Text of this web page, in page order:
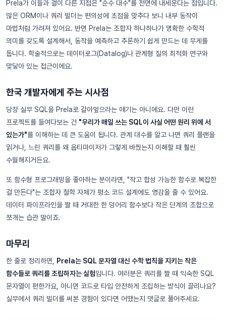
Prela가 이들과 결이 다른 지점은 "순수 대수"를 전면에 내세운다는 점입니다.
많은 ORM이나 쿼리 빌더는 편의성에 초점을 맞추다 보니 내부 동작이
마법처럼 가려져 있어요. 반면 Prela는 조합자 하나하나가 명확한 수학적
의미를 갖도록 설계해서, 동작을 예측하고 추론하기 쉽게 만드는 데 무게를
둡니다. 학술적으로는 데이터로그(Datalog)나 관계형 질의 최적화 연구와
맞닿아 있는 접근이에요.
한국 개발자에게 주는 시사점
당장 실무 SQL을 Prela로 갈아엎으라는 얘기는 아니에요. 다만 이런
프로젝트를 들여다보는 건 "우리가 매일 쓰는 SQL이 사실 어떤 원리 위에 서
있는가"를 이해하는 데 큰 도움이 됩니다. 관계 대수를 알고 나면 쿼리 플랜을
읽거나, 느린 쿼리를 왜 옵티마이저가 그렇게 바꿨는지 이해할 때 훨씬
수월해지거든요.
또 함수형 프로그래밍을 좋아하는 분이라면, "작고 합성 가능한 함수로 복잡한
걸 만든다"는 조합자 철학 자체가 평소 코드 설계에도 영감을 줄 수 있어요.
데이터 파이프라인을 짤 때 거대한 한 덩어리 함수보다 작은 단계의 조합으로
쪼개는 습관 말이죠.
마무리
한 줄로 정리하면, Prela는 SQL 문자열 대신 수학 법칙을 지키는 작은
함수들로 쿼리를 조립하자는 실험입니다. 여러분은 쿼리를 짤 때 익숙한 SQL
문자열이 편한가요, 아니면 코드로 타입 안전하게 조립하는 방식이 끌리나요?
실무에서 쿼리 빌더를 써본 경험이 있다면 어땠는지 댓글로 풀어주세요.